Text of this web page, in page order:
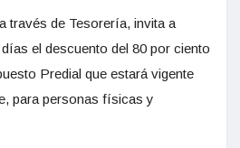
través de Tesorería, invita a
el descuento del 80 por ciento
Predial que estará vigente
para personas físicas y